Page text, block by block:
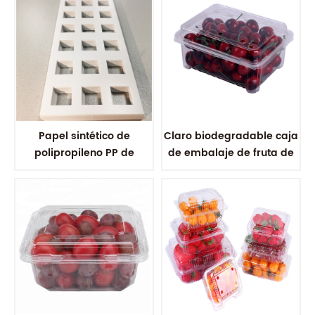
Papel sintético de
polipropileno PP de
para espaciador de
embalaje de marco de
plomo
Claro biodegradable caja
de embalaje de fruta de
almeja para fresa